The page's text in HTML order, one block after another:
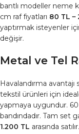
bantlı modeller neme
cm raf fiyatları 80 TL –
yaptırmak isteyenler
değişir.
Metal ve Tel
Havalandırma
tekstil ürünleri için
yapmaya uygundur.
bandındadır. Tam set
1.200 TL arasında satılır.